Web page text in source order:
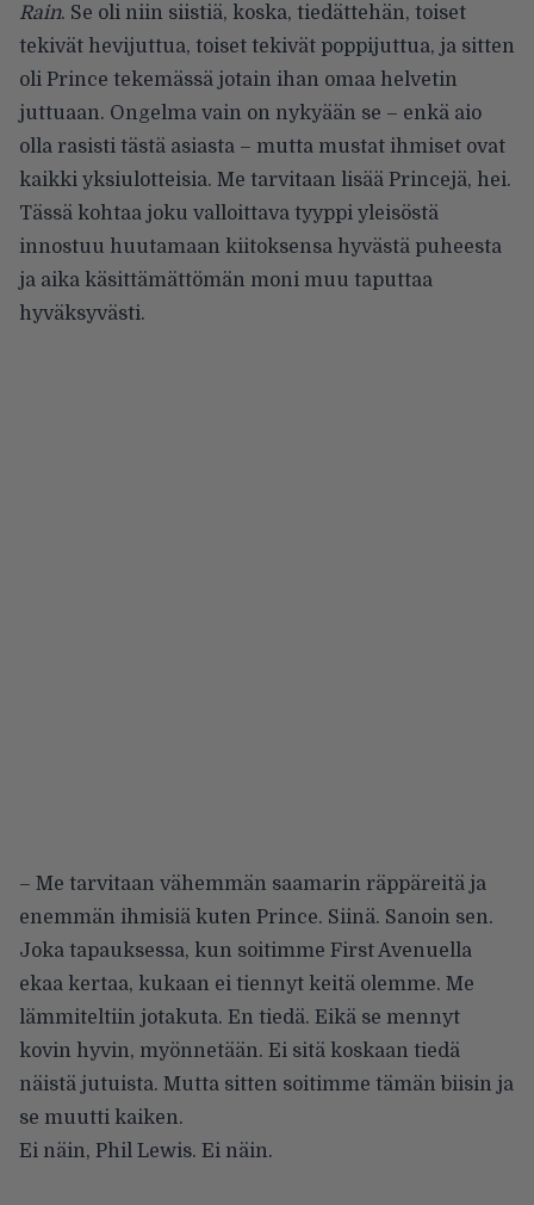
Rain. Se oli niin siistiä, koska, tiedättehän, toiset
tekivät hevijuttua, toiset tekivät poppijuttua, ja sitten
oli Prince tekemässä jotain ihan omaa helvetin
juttuaan. Ongelma vain on nykyään se – enkä aio
olla rasisti tästä asiasta – mutta mustat ihmiset ovat
kaikki yksiulotteisia. Me tarvitaan lisää Princejä, hei.
Tässä kohtaa joku valloittava tyyppi yleisöstä
innostuu huutamaan kiitoksensa hyvästä puheesta
ja aika käsittämättömän moni muu taputtaa
hyväksyvästi.
– Me tarvitaan vähemmän saamarin räppäreitä ja
enemmän ihmisiä kuten Prince. Siinä. Sanoin sen.
Joka tapauksessa, kun soitimme First Avenuella
ekaa kertaa, kukaan ei tiennyt keitä olemme. Me
lämmiteltiin jotakuta. En tiedä. Eikä se mennyt
kovin hyvin, myönnetään. Ei sitä koskaan tiedä
näistä jutuista. Mutta sitten soitimme tämän biisin ja
se muutti kaiken.
Ei näin, Phil Lewis. Ei näin.